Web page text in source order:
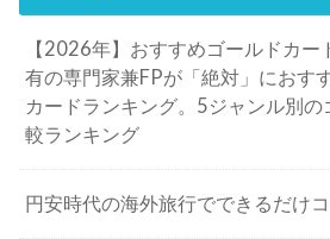
【2026年】おすすめゴールドカ
有の専門家兼FPが「絶対」におす
カードランキング。5ジャンル別の
較ランキング
円安時代の海外旅行でできるだけ